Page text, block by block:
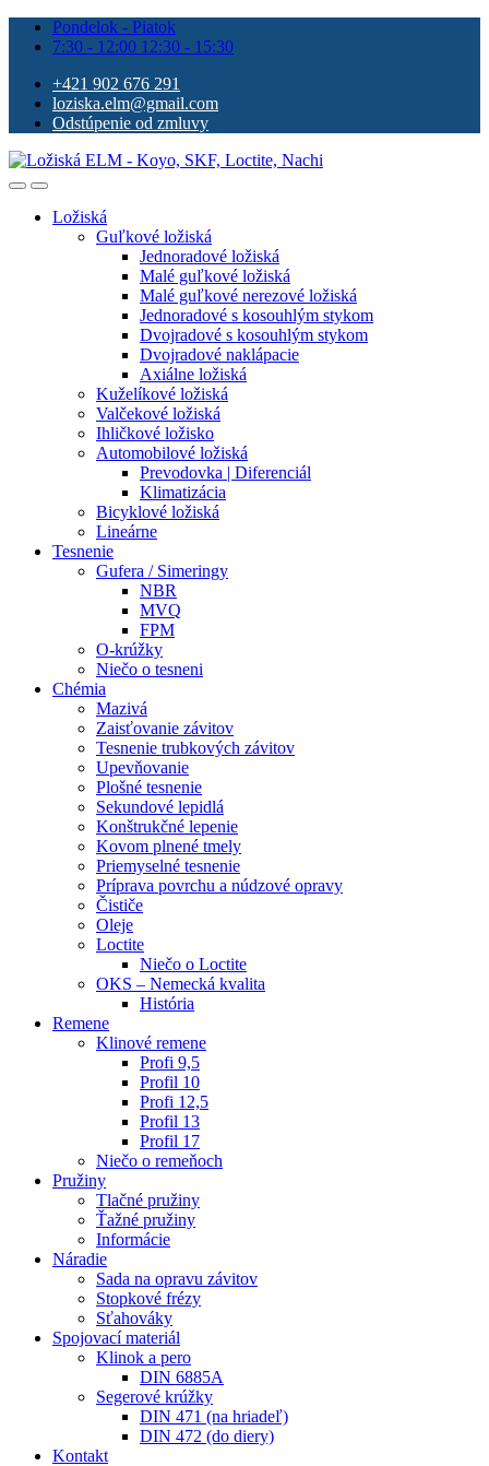
Pondelok - Piatok
7:30 - 12:00 12:30 - 15:30
+421 902 676 291
loziska.elm@gmail.com
Odstúpenie od zmluvy
Ložiská
Guľkové ložiská
Jednoradové ložiská
Malé guľkové ložiská
Malé guľkové nerezové ložiská
Jednoradové s kosouhlým stykom
Dvojradové s kosouhlým stykom
Dvojradové naklápacie
Axiálne ložiská
Kuželíkové ložiská
Valčekové ložiská
Ihličkové ložisko
Automobilové ložiská
Prevodovka | Diferenciál
Klimatizácia
Bicyklové ložiská
Lineárne
Tesnenie
Gufera / Simeringy
NBR
MVQ
FPM
O-krúžky
Niečo o tesneni
Chémia
Mazivá
Zaisťovanie závitov
Tesnenie trubkových závitov
Upevňovanie
Plošné tesnenie
Sekundové lepidlá
Konštrukčné lepenie
Kovom plnené tmely
Priemyselné tesnenie
Príprava povrchu a núdzové opravy
Čističe
Oleje
Loctite
Niečo o Loctite
OKS – Nemecká kvalita
História
Remene
Klinové remene
Profi 9,5
Profil 10
Profi 12,5
Profil 13
Profil 17
Niečo o remeňoch
Pružiny
Tlačné pružiny
Ťažné pružiny
Informácie
Náradie
Sada na opravu závitov
Stopkové frézy
Sťahováky
Spojovací materiál
Klinok a pero
DIN 6885A
Segerové krúžky
DIN 471 (na hriadeľ)
DIN 472 (do diery)
Kontakt